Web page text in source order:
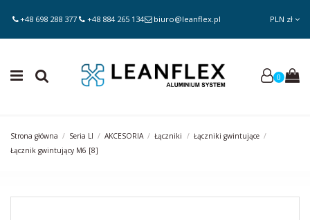
+48 698 288 377 +48 884 265 134 biuro@leanflex.pl PLN zł
0
Strona główna Seria LI AKCESORIA Łączniki
Łączniki gwintujące
Łącznik gwintujący M6 [8]